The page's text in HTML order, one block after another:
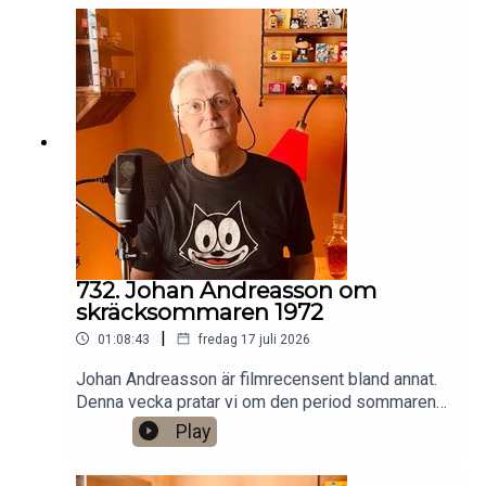
https://www.patreon.com/arkivsamtalFestar! Ny
turné med Simon Gärdenfors och Anton
Magnusson 2026.Jag har andra standupgig i bl.a.
Stockholm. Min film Serietecknaren finns nu på
VHS SF
Anytime!https://www.gardenfors.comSwish:
0760724728X: @gardenforsInstagram:
@gardenfors
732. Johan Andreasson om
skräcksommaren 1972
01:08:43 | fredag 17 juli 2026
Johan Andreasson är filmrecensent bland annat.
Denna vecka pratar vi om den period sommaren
1972 då SVT sände åtta klassiska svartvita
skräckfilmer från 1930-talet, som Dracula,
Play